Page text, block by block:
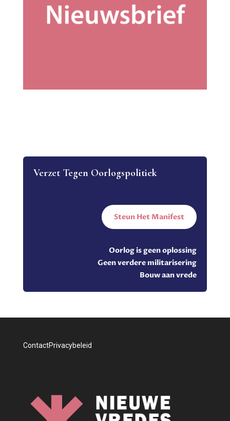
Verzet Tegen Oorlogspolitiek
Steun Het Manifest
Oorlog is geen oplossing
Geen verdere militarisering
Bouw aan vrede
ContactPrivacybeleid